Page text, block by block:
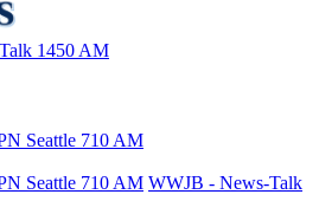
1450 AM
Seattle 710 AM
Seattle 710 AM WWJB - News-Talk